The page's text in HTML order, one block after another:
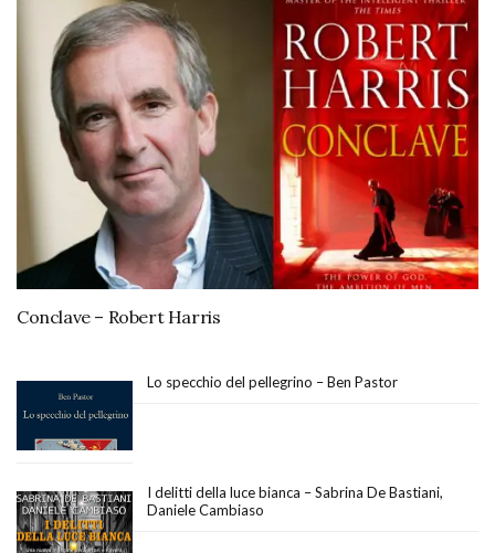
Conclave – Robert Harris
Lo specchio del pellegrino – Ben Pastor
I delitti della luce bianca – Sabrina De Bastiani,
Daniele Cambiaso